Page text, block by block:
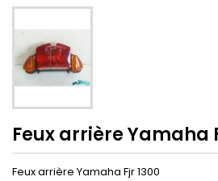
Feux arrière Yamaha
Feux arrière Yamaha Fjr 1300